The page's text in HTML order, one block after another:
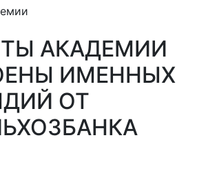
АКАДЕМИИ
ИМЕННЫХ
ОТ